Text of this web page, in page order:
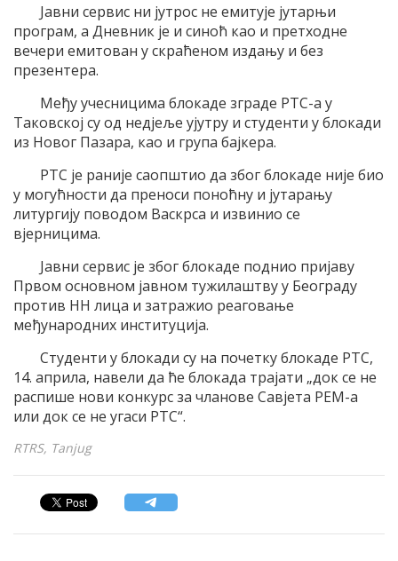
Јавни сервис ни јутрос не емитује јутарњи
програм, а Дневник је и синоћ као и претходне
вечери емитован у скраћеном издању и без
презентера.
Међу учесницима блокаде зграде РТС-а у
Таковској су од недјеље ујутру и студенти у блокади
из Новог Пазара, као и група бајкера.
РТС је раније саопштио да због блокаде није био
у могућности да преноси поноћну и јутарању
литургију поводом Васкрса и извинио се
вјерницима.
Јавни сервис је због блокаде поднио пријаву
Првом основном јавном тужилаштву у Београду
против НН лица и затражио реаговање
међународних институција.
Студенти у блокади су на почетку блокаде РТС,
14. априла, навели да ће блокада трајати „док се не
распише нови конкурс за чланове Савјета РЕМ-а
или док се не угаси РТС“.
RTRS, Tanjug